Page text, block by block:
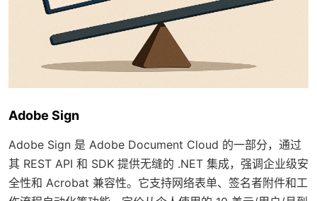
Adobe Sign
Adobe Sign 是 Adobe Document Cloud 的一部分，通过
其 REST API 和 SDK 提供无缝的 .NET 集成，强调企业级安
全性和 Acrobat 兼容性。它支持网络表单、签名者附件和工